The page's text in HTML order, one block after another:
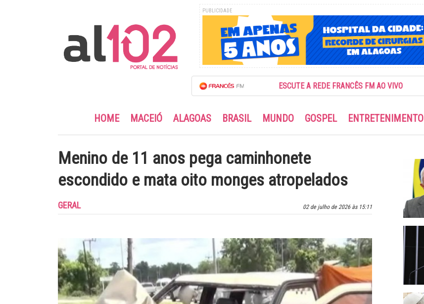
PUBLICIDADE
ESCUTE A REDE FRANCÊS FM AO VIVO
HOME MACEIÓ ALAGOAS BRASIL MUNDO GOSPEL ENTRETENIMENTO
Menino de 11 anos pega caminhonete
escondido e mata oito monges atropelados
02 de julho de 2026 às 15:11
GERAL